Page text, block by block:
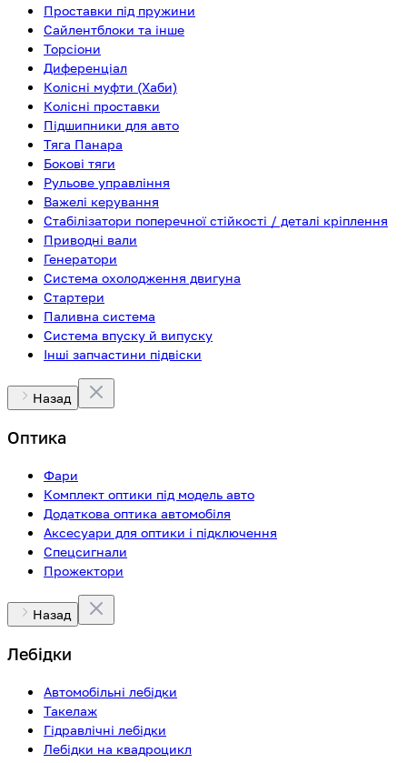
Проставки під пружини
Сайлентблоки та інше
Торсіони
Диференціал
Колісні муфти (Хаби)
Колісні проставки
Підшипники для авто
Тяга Панара
Бокові тяги
Рульове управління
Важелі керування
Стабілізатори поперечної стійкості / деталі кріплення
Приводні вали
Генератори
Система охолодження двигуна
Стартери
Паливна система
Система впуску й випуску
Інші запчастини підвіски
Назад
Оптика
Фари
Комплект оптики під модель авто
Додаткова оптика автомобіля
Аксесуари для оптики і підключення
Спецсигнали
Прожектори
Назад
Лебідки
Автомобільні лебідки
Такелаж
Гідравлічні лебідки
Лебідки на квадроцикл